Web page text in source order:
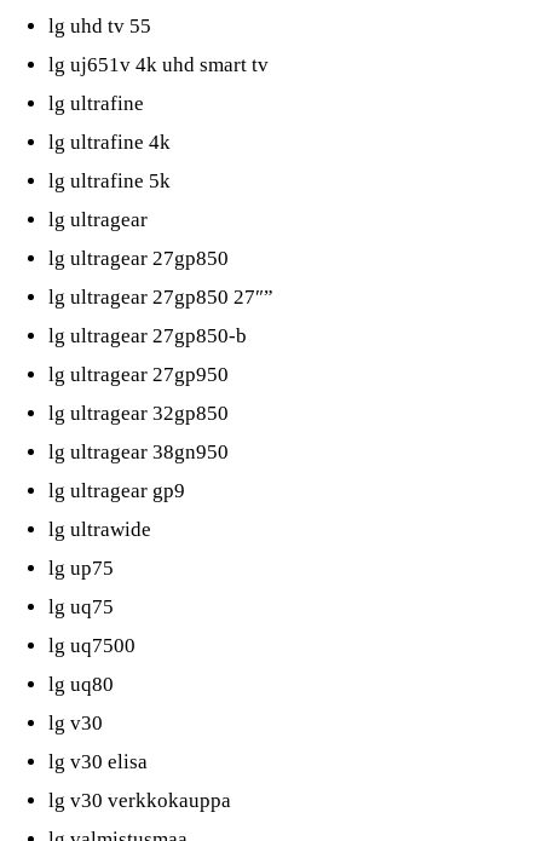
lg uhd tv 55
lg uj651v 4k uhd smart tv
lg ultrafine
lg ultrafine 4k
lg ultrafine 5k
lg ultragear
lg ultragear 27gp850
lg ultragear 27gp850 27″”
lg ultragear 27gp850-b
lg ultragear 27gp950
lg ultragear 32gp850
lg ultragear 38gn950
lg ultragear gp9
lg ultrawide
lg up75
lg uq75
lg uq7500
lg uq80
lg v30
lg v30 elisa
lg v30 verkkokauppa